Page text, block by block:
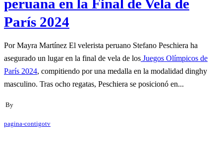
peruana en la Final de Vela de
París 2024
Por Mayra Martínez El velerista peruano Stefano Peschiera ha
asegurado un lugar en la final de vela de los Juegos Olímpicos de
París 2024, compitiendo por una medalla en la modalidad dinghy
masculino. Tras ocho regatas, Peschiera se posicionó en...
By
pagina-contigotv